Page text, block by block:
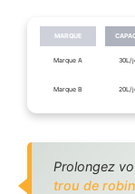
MARQUE
Marque A 30L/
Marque B 20L/
Prolongez
trou de